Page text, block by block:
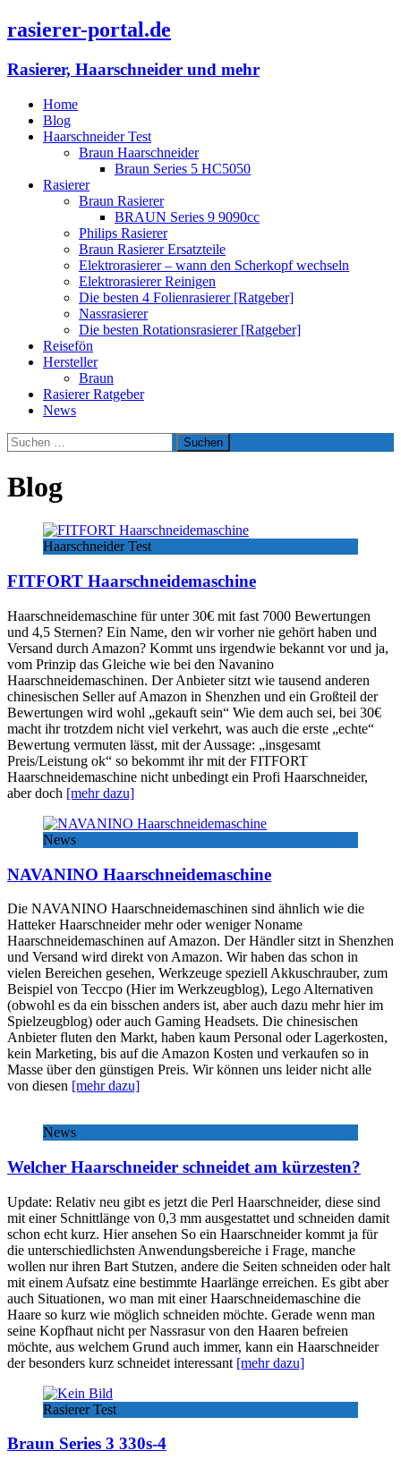
rasierer-portal.de
Rasierer, Haarschneider und mehr
Home
Blog
Haarschneider Test
Braun Haarschneider
Braun Series 5 HC5050
Rasierer
Braun Rasierer
BRAUN Series 9 9090cc
Philips Rasierer
Braun Rasierer Ersatzteile
Elektrorasierer – wann den Scherkopf wechseln
Elektrorasierer Reinigen
Die besten 4 Folienrasierer [Ratgeber]
Nassrasierer
Die besten Rotationsrasierer [Ratgeber]
Reisefön
Hersteller
Braun
Rasierer Ratgeber
News
Suchen
nach:
Blog
Haarschneider Test
FITFORT Haarschneidemaschine
Haarschneidemaschine für unter 30€ mit fast 7000 Bewertungen
und 4,5 Sternen? Ein Name, den wir vorher nie gehört haben und
Versand durch Amazon? Kommt uns irgendwie bekannt vor und ja,
vom Prinzip das Gleiche wie bei den Navanino
Haarschneidemaschinen. Der Anbieter sitzt wie tausend anderen
chinesischen Seller auf Amazon in Shenzhen und ein Großteil der
Bewertungen wird wohl „gekauft sein“ Wie dem auch sei, bei 30€
macht ihr trotzdem nicht viel verkehrt, was auch die erste „echte“
Bewertung vermuten lässt, mit der Aussage: „insgesamt
Preis/Leistung ok“ so bekommt ihr mit der FITFORT
Haarschneidemaschine nicht unbedingt ein Profi Haarschneider,
aber doch [mehr dazu]
News
NAVANINO Haarschneidemaschine
Die NAVANINO Haarschneidemaschinen sind ähnlich wie die
Hatteker Haarschneider mehr oder weniger Noname
Haarschneidemaschinen auf Amazon. Der Händler sitzt in Shenzhen
und Versand wird direkt von Amazon. Wir haben das schon in
vielen Bereichen gesehen, Werkzeuge speziell Akkuschrauber, zum
Beispiel von Teccpo (Hier im Werkzeugblog), Lego Alternativen
(obwohl es da ein bisschen anders ist, aber auch dazu mehr hier im
Spielzeugblog) oder auch Gaming Headsets. Die chinesischen
Anbieter fluten den Markt, haben kaum Personal oder Lagerkosten,
kein Marketing, bis auf die Amazon Kosten und verkaufen so in
Masse über den günstigen Preis. Wir können uns leider nicht alle
von diesen [mehr dazu]
News
Welcher Haarschneider schneidet am kürzesten?
Update: Relativ neu gibt es jetzt die Perl Haarschneider, diese sind
mit einer Schnittlänge von 0,3 mm ausgestattet und schneiden damit
schon echt kurz. Hier ansehen So ein Haarschneider kommt ja für
die unterschiedlichsten Anwendungsbereiche i Frage, manche
wollen nur ihren Bart Stutzen, andere die Seiten schneiden oder halt
mit einem Aufsatz eine bestimmte Haarlänge erreichen. Es gibt aber
auch Situationen, wo man mit einer Haarschneidemaschine die
Haare so kurz wie möglich schneiden möchte. Gerade wenn man
seine Kopfhaut nicht per Nassrasur von den Haaren befreien
möchte, aus welchem Grund auch immer, kann ein Haarschneider
der besonders kurz schneidet interessant [mehr dazu]
Rasierer Test
Braun Series 3 330s-4